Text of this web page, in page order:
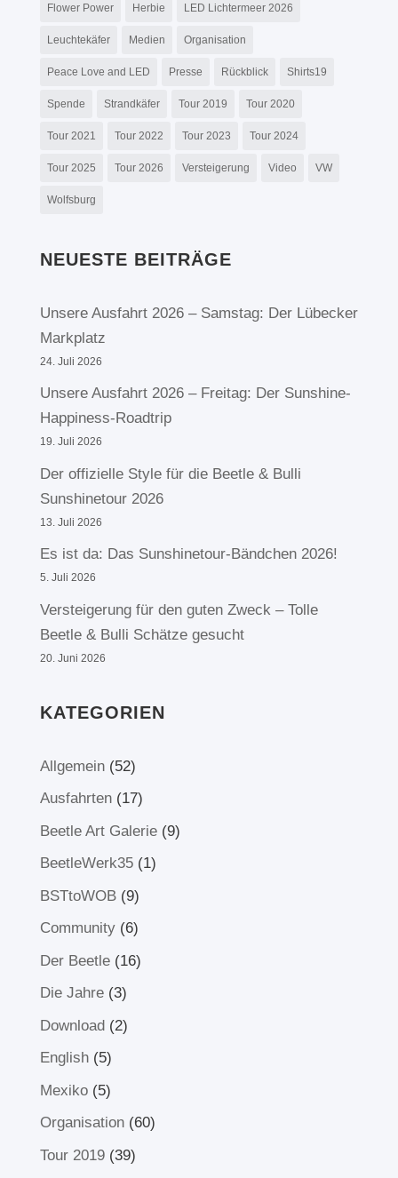
Flower Power Herbie LED Lichtermeer 2026
Leuchtekäfer Medien Organisation
Peace Love and LED Presse Rückblick Shirts19
Spende Strandkäfer Tour 2019 Tour 2020
Tour 2021 Tour 2022 Tour 2023 Tour 2024
Tour 2025 Tour 2026 Versteigerung Video VW
Wolfsburg
NEUESTE BEITRÄGE
Unsere Ausfahrt 2026 – Samstag: Der Lübecker
Markplatz
24. Juli 2026
Unsere Ausfahrt 2026 – Freitag: Der Sunshine-
Happiness-Roadtrip
19. Juli 2026
Der offizielle Style für die Beetle & Bulli
Sunshinetour 2026
13. Juli 2026
Es ist da: Das Sunshinetour-Bändchen 2026!
5. Juli 2026
Versteigerung für den guten Zweck – Tolle
Beetle & Bulli Schätze gesucht
20. Juni 2026
KATEGORIEN
Allgemein(52)
Ausfahrten(17)
Beetle Art Galerie(9)
BeetleWerk35(1)
BSTtoWOB(9)
Community(6)
Der Beetle(16)
Die Jahre(3)
Download(2)
English(5)
Mexiko(5)
Organisation(60)
Tour 2019(39)